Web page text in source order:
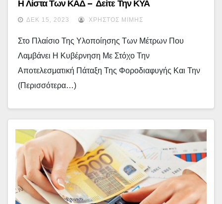
Η Λίστα Των ΚΑΔ – Δείτε Την ΚΥΑ
ΔΕΚ 15, 2023 ΧΡΉΣΤΟΣ ΜΊΜΗΣ
Στο Πλαίσιο Της Υλοποίησης Των Μέτρων Που
Λαμβάνει Η Κυβέρνηση Με Στόχο Την
Αποτελεσματική Πάταξη Της Φοροδιαφυγής Και Την
(περισσότερα…)